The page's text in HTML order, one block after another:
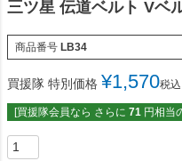
三ツ星 伝道ベルト Vベ
商品番号 LB34
買援隊 特別価格 ¥1,570税込
[買援隊会員なら さらに 71 円相当